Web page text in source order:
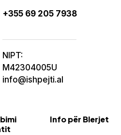
+355 69 205 7938
NIPT:
M42304005U
info@ishpejti.al
Info për Blerjet